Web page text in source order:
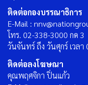
ติดต่อกองบรรณาธิการ
E-Mail :
โทร. 02-338-3000 กด 3
วันจันทร์ ถึง วันศุกร์ เวล
ติดต่อลงโฆษณา
คุณพฤศจิกา ปิ่นแก้ว